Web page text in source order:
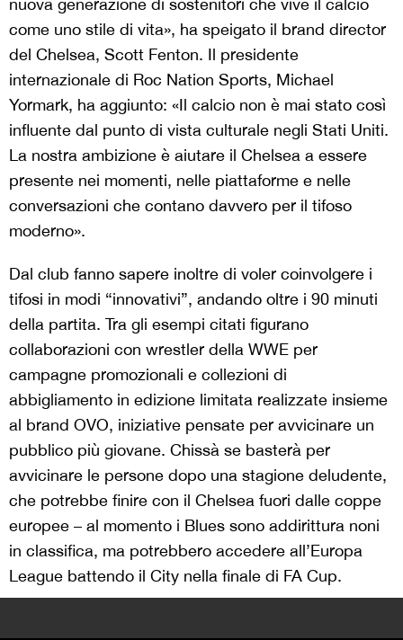
nuova generazione di sostenitori che vive il calcio
come uno stile di vita», ha speigato il brand director
del Chelsea, Scott Fenton. Il presidente
internazionale di Roc Nation Sports, Michael
Yormark, ha aggiunto: «Il calcio non è mai stato così
influente dal punto di vista culturale negli Stati Uniti.
La nostra ambizione è aiutare il Chelsea a essere
presente nei momenti, nelle piattaforme e nelle
conversazioni che contano davvero per il tifoso
moderno».
Dal club fanno sapere inoltre di voler coinvolgere i
tifosi in modi “innovativi”, andando oltre i 90 minuti
della partita. Tra gli esempi citati figurano
collaborazioni con wrestler della WWE per
campagne promozionali e collezioni di
abbigliamento in edizione limitata realizzate insieme
al brand OVO, iniziative pensate per avvicinare un
pubblico più giovane. Chissà se basterà per
avvicinare le persone dopo una stagione deludente,
che potrebbe finire con il Chelsea fuori dalle coppe
europee – al momento i Blues sono addirittura noni
in classifica, ma potrebbero accedere all’Europa
League battendo il City nella finale di FA Cup.